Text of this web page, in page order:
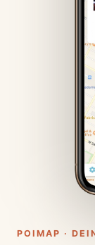
POIMAP ·